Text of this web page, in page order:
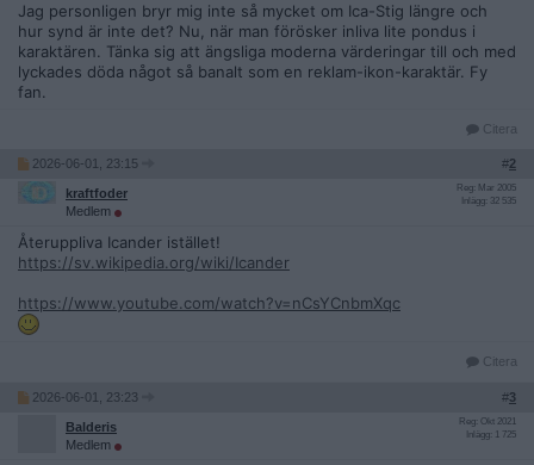
Jag personligen bryr mig inte så mycket om Ica-Stig längre och
hur synd är inte det? Nu, när man förösker inliva lite pondus i
karaktären. Tänka sig att ängsliga moderna värderingar till och med
lyckades döda något så banalt som en reklam-ikon-karaktär. Fy
fan.
Citera
2026-06-01, 23:15 #2
kraftfoder
Medlem
Reg: Mar 2005
Inlägg: 32 535
Återuppliva Icander istället!
https://sv.wikipedia.org/wiki/Icander
https://www.youtube.com/watch?v=nCsYCnbmXqc
Citera
2026-06-01, 23:23 #3
Balderis
Medlem
Reg: Okt 2021
Inlägg: 1 725